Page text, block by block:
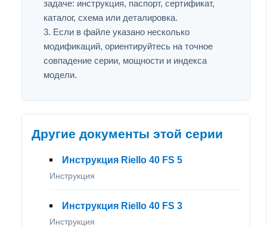
задаче: инструкция, паспорт, сертификат,
каталог, схема или деталировка.
Если в файле указано несколько
модификаций, ориентируйтесь на точное
совпадение серии, мощности и индекса
модели.
Другие документы этой серии
Инструкция Riello 40 FS 5
Инструкция
Инструкция Riello 40 FS 3
Инструкция